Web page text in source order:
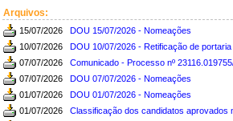
Arquivos:
15/07/2026
DOU 15/07/2026 - Nomeações
10/07/2026
DOU 10/07/2026 - Retificação de
07/07/2026
Comunicado - Processo nº
07/07/2026
DOU 07/07/2026 - Nomeações
01/07/2026
DOU 01/07/2026 - Nomeações
01/07/2026
Classificação dos candidatos aprovados